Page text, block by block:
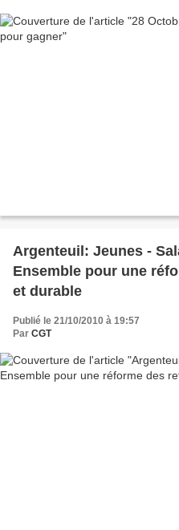
Argenteuil: Jeunes -
Ensemble pour une
et durable
Publié le 21/10/2010 à 19:57
Par CGT